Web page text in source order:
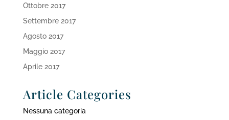
Ottobre 2017
Settembre 2017
Agosto 2017
Maggio 2017
Aprile 2017
Article Categories
Nessuna categoria